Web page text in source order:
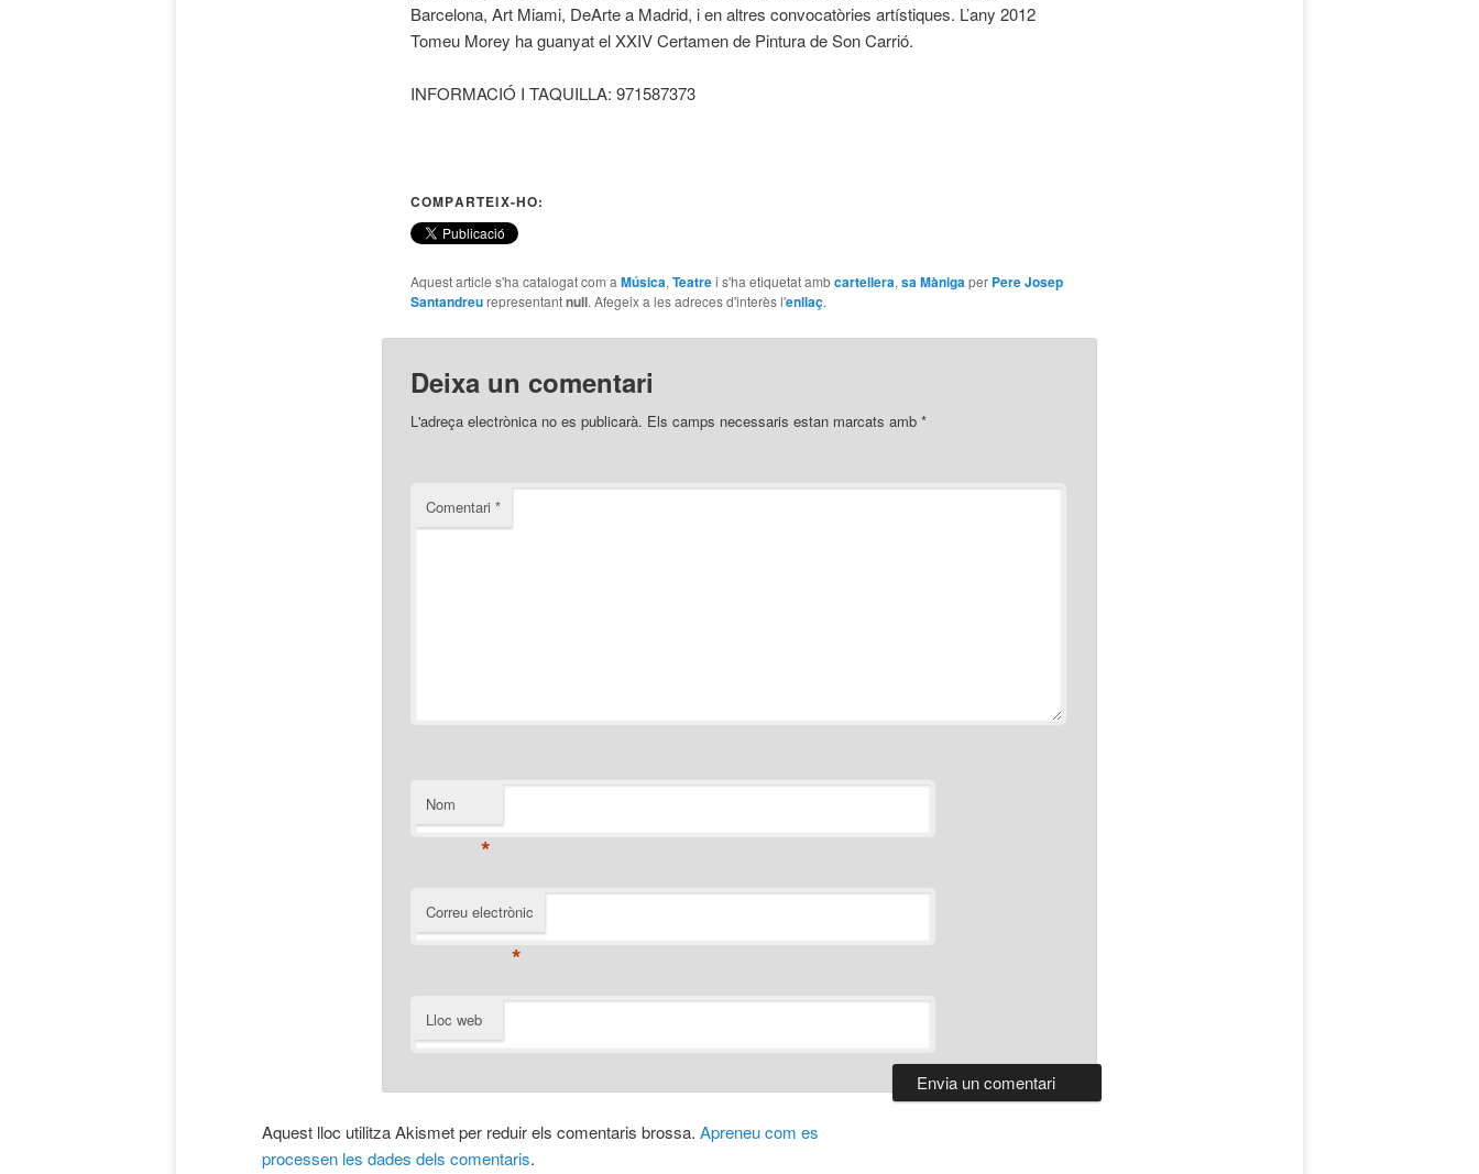
Barcelona, Art Miami, DeArte a Madrid, i en altres convocatòries artístiques. L’any 2012
Tomeu Morey ha guanyat el XXIV Certamen de Pintura de Son Carrió.
INFORMACIÓ I TAQUILLA: 971587373
COMPARTEIX-HO:
Aquest article s'ha catalogat com a Música, Teatrei s'ha etiquetat ambcartellera, sa Mànigaper Pere Josep
Santandreurepresentantnull. Afegeix a les adreces d'interès l'enllaç.
Deixa un comentari
L'adreça electrònica no es publicarà. Els camps necessaris estan marcats amb *
Comentari *
Nom
*
Correu electrònic
*
Lloc web
Aquest lloc utilitza Akismet per reduir els comentaris brossa. Apreneu com es
processen les dades dels comentaris.